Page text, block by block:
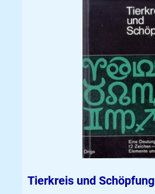
Tierkreis und Schöpfung